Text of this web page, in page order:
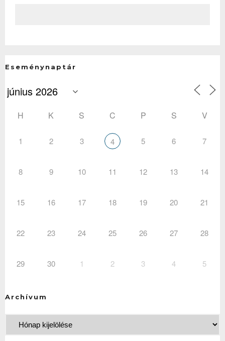
Eseménynaptár
H K S C P S V
1 2 3 4 5 6 7
8 9 10 11 12 13 14
15 16 17 18 19 20 21
22 23 24 25 26 27 28
29 30 1 2 3 4 5
Archívum